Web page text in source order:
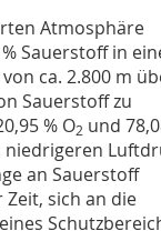
Atmosphäre
Sauerstoff in
ca. 2.800 m
Sauerstoff zu
% O2 und
an Sauerstoff
sich an die